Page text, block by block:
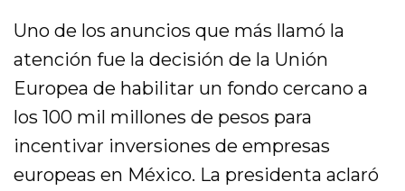
Uno de los anuncios que más llamó la
atención fue la decisión de la Unión
Europea de habilitar un fondo cercano a
los 100 mil millones de pesos para
incentivar inversiones de empresas
europeas en México. La presidenta aclaró